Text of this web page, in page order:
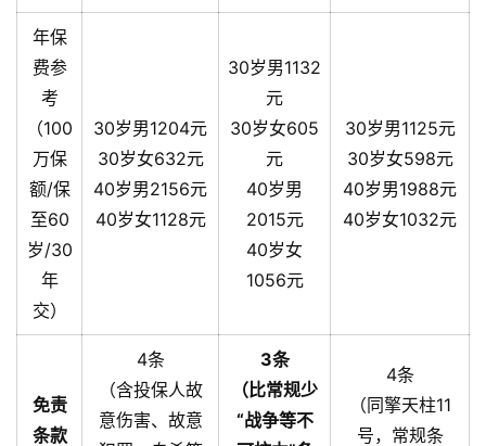
年保
费参
考
（100
万保
额/保
至60
岁/30
年
交）
30岁男1204元
30岁女632元
40岁男2156元
40岁女1128元
30岁男1132
元
30岁女605
元
40岁男
2015元
40岁女
1056元
30岁男1125元
30岁女598元
40岁男1988元
40岁女1032元
免责
条款
4条
（含投保人故
意伤害、故意
3条
（比常规少
“战争等不
4条
（同擎天柱11
号，常规条